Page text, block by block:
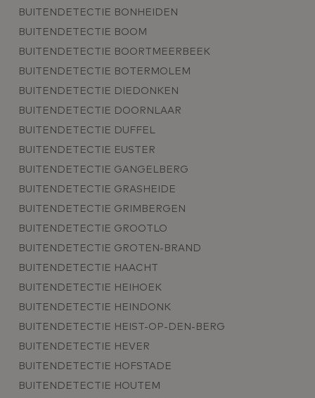
BUITENDETECTIE BONHEIDEN
BUITENDETECTIE BOOM
BUITENDETECTIE BOORTMEERBEEK
BUITENDETECTIE BOTERMOLEM
BUITENDETECTIE DIEDONKEN
BUITENDETECTIE DOORNLAAR
BUITENDETECTIE DUFFEL
BUITENDETECTIE EUSTER
BUITENDETECTIE GANGELBERG
BUITENDETECTIE GRASHEIDE
BUITENDETECTIE GRIMBERGEN
BUITENDETECTIE GROOTLO
BUITENDETECTIE GROTEN-BRAND
BUITENDETECTIE HAACHT
BUITENDETECTIE HEIHOEK
BUITENDETECTIE HEINDONK
BUITENDETECTIE HEIST-OP-DEN-BERG
BUITENDETECTIE HEVER
BUITENDETECTIE HOFSTADE
BUITENDETECTIE HOUTEM